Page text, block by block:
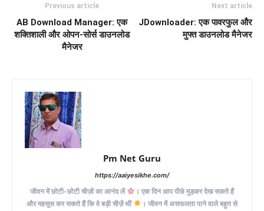
Previous article
AB Download Manager: एक
शक्तिशाली और ओपन-सोर्स डाउनलोड
मैनेजर
Next article
JDownloader: एक पावरफुल और
मुफ्त डाउनलोड मैनेजर
Pm Net Guru
https://aaiyesikhe.com/
जीवन में छोटी-छोटी चीज़ों का आनंद लें
। एक दिन आप पीछे मुड़कर देख सकते हैं
और महसूस कर सकते हैं कि वे बड़ी चीज़ें थीं
। जीवन में असफलता पाने वाले बहुत से